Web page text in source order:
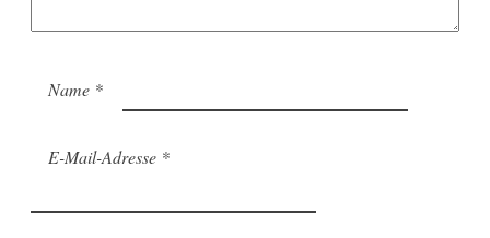
Name *
E-Mail-Adresse *